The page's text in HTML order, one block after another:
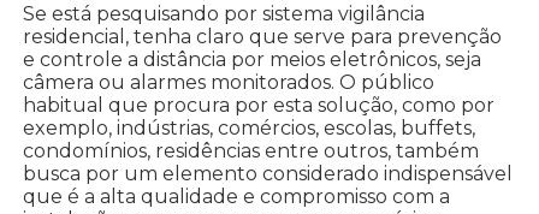
Se está pesquisando por sistema vigilância
residencial, tenha claro que serve para prevenção
e controle a distância por meios eletrônicos, seja
câmera ou alarmes monitorados. O público
habitual que procura por esta solução, como por
exemplo, indústrias, comércios, escolas, buffets,
condomínios, residências entre outros, também
busca por um elemento considerado indispensável
que é a alta qualidade e compromisso com a